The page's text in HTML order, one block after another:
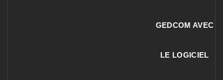
GEDCOM AVEC
LE LOGICIEL